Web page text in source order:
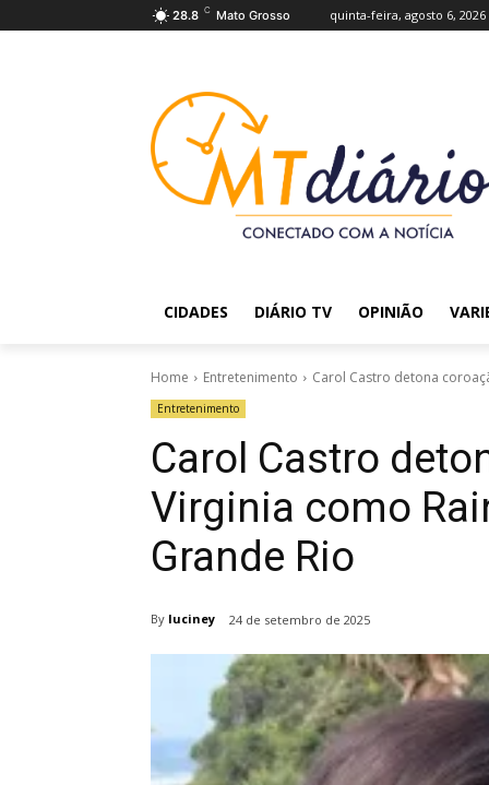
28.8 C Mato Grosso quinta-feira, agosto 6, 2026
CIDADES DIÁRIO TV OPINIÃO
Home Entretenimento Carol Castro detona
Entretenimento
Carol Castro
Virginia como
Grande Rio
By luciney 24 de setembro de 2025